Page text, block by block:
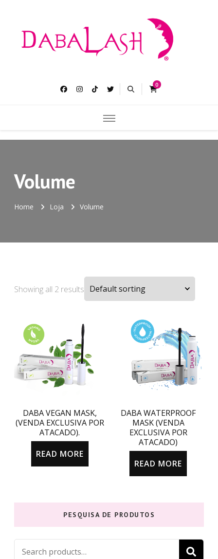
Dabalash
Pestañas más largas gruesas y abundantes.
0
Volume
Home Loja Volume
Showing all 2 results
DABA VEGAN MASK,
(VENDA EXCLUSIVA POR
ATACADO).
READ MORE
DABA WATERPROOF
MASK (VENDA
EXCLUSIVA POR
ATACADO)
READ MORE
PESQUISA DE PRODUTOS
Search